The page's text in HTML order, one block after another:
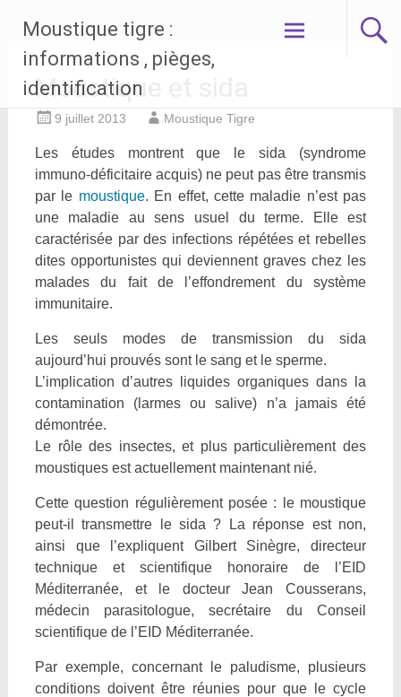
contenu
Moustique tigre :
informations , pièges,
identification
Moustique et sida
9 juillet 2013 Moustique Tigre
Les études montrent que le sida (syndrome
immuno-déficitaire acquis) ne peut pas être transmis
par le moustique. En effet, cette maladie n’est pas
une maladie au sens usuel du terme. Elle est
caractérisée par des infections répétées et rebelles
dites opportunistes qui deviennent graves chez les
malades du fait de l’effondrement du système
immunitaire.
Les seuls modes de transmission du sida
aujourd’hui prouvés sont le sang et le sperme.
L’implication d’autres liquides organiques dans la
contamination (larmes ou salive) n’a jamais été
démontrée.
Le rôle des insectes, et plus particulièrement des
moustiques est actuellement maintenant nié.
Cette question régulièrement posée : le moustique
peut-il transmettre le sida ? La réponse est non,
ainsi que l’expliquent Gilbert Sinègre, directeur
technique et scientifique honoraire de l’EID
Méditerranée, et le docteur Jean Cousserans,
médecin parasitologue, secrétaire du Conseil
scientifique de l’EID Méditerranée.
Par exemple, concernant le paludisme, plusieurs
conditions doivent être réunies pour que le cycle